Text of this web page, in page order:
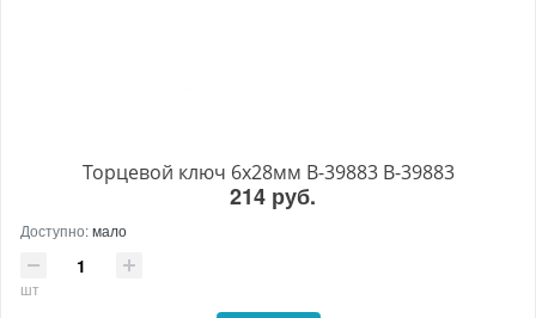
Торцевой ключ 6x28мм B-39883 B-39883
214 руб.
Доступно:мало
шт